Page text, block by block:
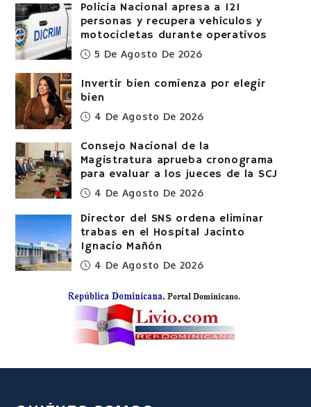
Policía Nacional apresa a 121
personas y recupera vehículos y
motocicletas durante operativos
5 De Agosto De 2026
Invertir bien comienza por elegir
bien
4 De Agosto De 2026
Consejo Nacional de la
Magistratura aprueba cronograma
para evaluar a los jueces de la SCJ
4 De Agosto De 2026
Director del SNS ordena eliminar
trabas en el Hospital Jacinto
Ignacio Mañón
4 De Agosto De 2026